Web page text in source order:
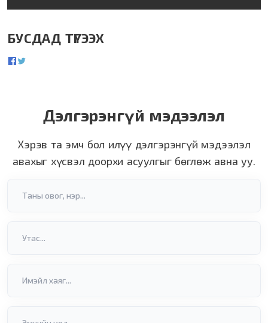
БУСДАД ТҮГЭЭХ
Дэлгэрэнгүй мэдээлэл
Хэрэв та эмч бол илүү дэлгэрэнгүй мэдээлэл
авахыг хүсвэл доорхи асуулгыг бөглөж авна уу.